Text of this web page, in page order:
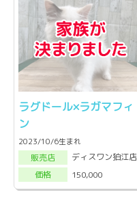
ラグドール×ラガマフィ
ン
2023/10/6生まれ
販売店
ディスワン狛江店
価格
150,000